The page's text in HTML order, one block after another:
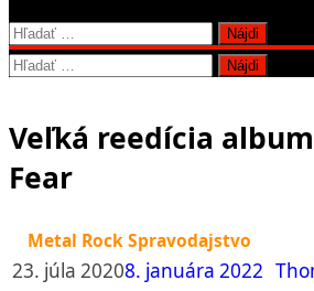
Hľadať:
Hľadať:
Veľká reedícia
Fear
Metal Rock Spravodajstvo
23. júla 20208. januára 2022